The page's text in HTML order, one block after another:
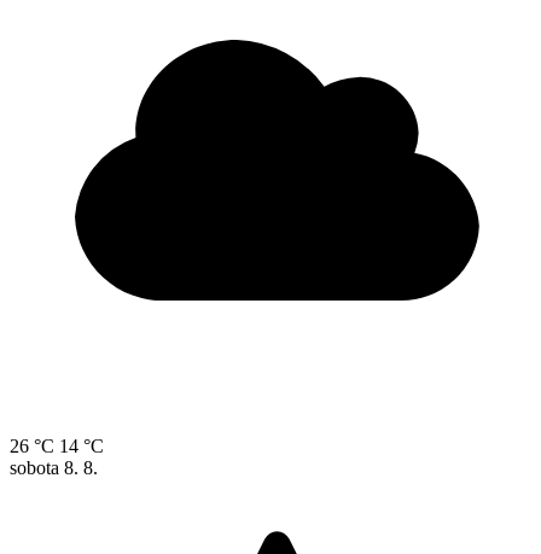
26 °C 14 °C
sobota 8. 8.